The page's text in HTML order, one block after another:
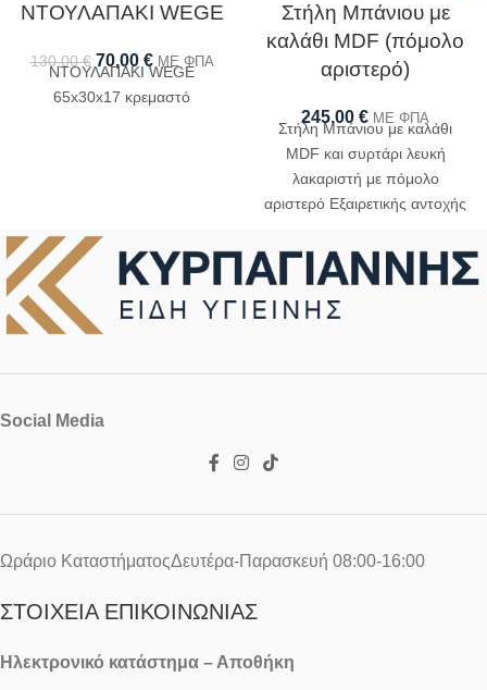
ΝΤΟΥΛΑΠΑΚΙ WEGE
130,00€ 70,00 € ΜΕ ΦΠΑ
ΝΤΟΥΛΑΠΑΚΙ WEGE
65x30x17 κρεμαστό
Στήλη Μπάνιου με
καλάθι MDF (πόμολο
αριστερό)
245,00 € ΜΕ ΦΠΑ
Στήλη Μπάνιου με καλάθι
MDF και συρτάρι λευκή
λακαριστή με πόμολο
αριστερό Εξαιρετικής αντοχής
Social Media
Ωράριο ΚαταστήματοςΔευτέρα-Παρασκευή 08:00-16:00
ΣΤΟΙΧΕΊΑ ΕΠΙΚΟΙΝΩΝΊΑΣ
Ηλεκτρονικό κατάστημα – Αποθήκη